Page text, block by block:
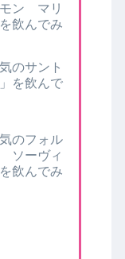
モン マリ
飲んでみ
のサント
を飲んで
のフォル
ソーヴィ
飲んでみ